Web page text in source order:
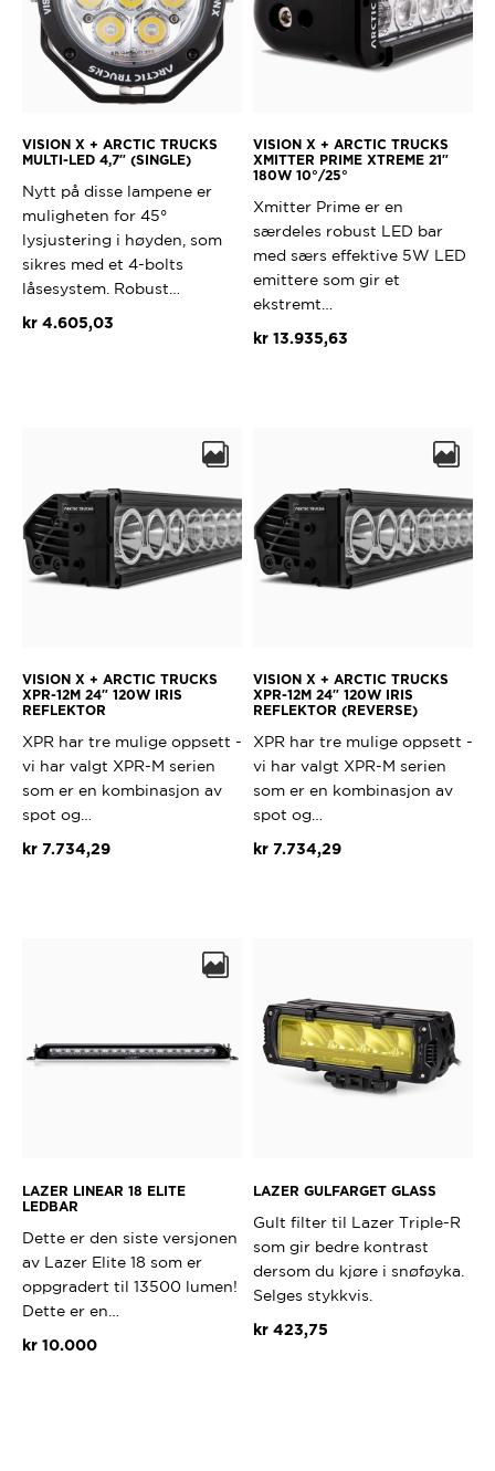
VISION X + ARCTIC TRUCKS
MULTI-LED 4,7″ (SINGLE)
Nytt på disse lampene er
muligheten for 45°
lysjustering i høyden, som
sikres med et 4-bolts
låsesystem. Robust…
kr4.605,03
VISION X + ARCTIC TRUCKS
XMITTER PRIME XTREME 21″
180W 10°/25°
Xmitter Prime er en
særdeles robust LED bar
med særs effektive 5W LED
emittere som gir et
ekstremt…
kr 13.935,63
VISION X + ARCTIC TRUCKS
XPR-12M 24″ 120W IRIS
REFLEKTOR
XPR har tre mulige oppsett -
vi har valgt XPR-M serien
som er en kombinasjon av
spot og…
kr7.734,29
VISION X + ARCTIC TRUCKS
XPR-12M 24″ 120W IRIS
REFLEKTOR (REVERSE)
XPR har tre mulige oppsett -
vi har valgt XPR-M serien
som er en kombinasjon av
spot og…
kr 7.734,29
LAZER LINEAR 18 ELITE
LEDBAR
Dette er den siste versjonen
av Lazer Elite 18 som er
oppgradert til 13500 lumen!
Dette er en…
kr10.000
LAZER GULFARGET GLASS
Gult filter til Lazer Triple-R
som gir bedre kontrast
dersom du kjøre i snøføyka.
Selges stykkvis.
kr 423,75